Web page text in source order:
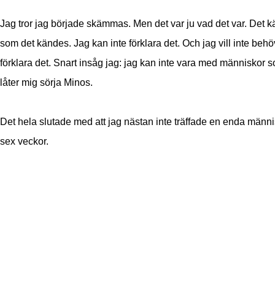
Jag tror jag började skämmas. Men det var ju vad det var. Det
som det kändes. Jag kan inte förklara det. Och jag vill inte
förklara det. Snart insåg jag: jag kan inte vara med människor
låter mig sörja Minos.
Det hela slutade med att jag nästan inte träffade en enda
sex veckor.